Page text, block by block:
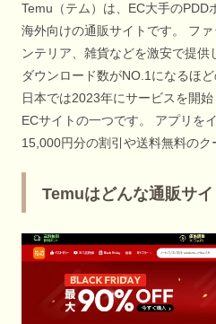
Temu（テム）は、EC大手のPDD
海外向けの通販サイトです。 フ
ンテリア、雑貨などを激安で提供
ダウンロード数がNO.1になるほ
日本では2023年にサービスを開
ECサイトの一つです。 アプリを
15,000円分の割引や送料無料のク
Temuはどんな通販サ